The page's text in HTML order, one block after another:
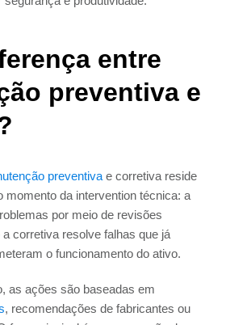
entre
preventiva e
preventiva e corretiva reside
momento da intervention técnica: a
por meio de revisões
corretiva resolve falhas que já
o funcionamento do ativo.
as ações são baseadas em
, recomendações de fabricantes ou